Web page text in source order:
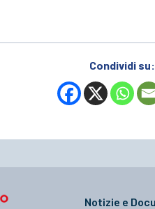
Condividi su:
Notizie e